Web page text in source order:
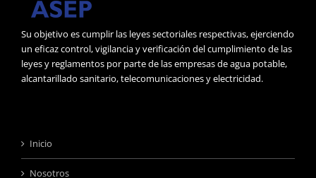
Su objetivo es cumplir las leyes sectoriales respectivas, ejerciendo
un eficaz control, vigilancia y verificación del cumplimiento de las
leyes y reglamentos por parte de las empresas de agua potable,
alcantarillado sanitario, telecomunicaciones y electricidad.
Inicio
Nosotros